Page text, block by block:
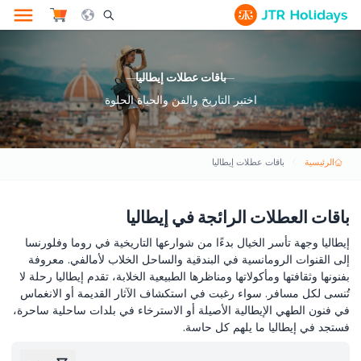
Search Opener Icon
باقات عطلات إيطاليا
اختبر التاريخ والفن والحياة الحلوة
الرئيسية باقات عطلات إيطاليا
باقات العطلات الرائجة في إيطاليا
إيطاليا وجهة تأسر الخيال بدءًا من شوارعها التاريخية في روما وفلورنسا
إلى القنوات الرومانسية في البندقية والساحل الخلاب لأمالفي. معروفة
بفنونها وثقافتها ومأكولاتها ومناظرها الطبيعية الخلابة، تقدم إيطاليا رحلة لا
تُنسى لكل مسافر. سواء رغبت في استكشاف الآثار القديمة أو الانغماس
في فنون الطهي الإيطالية الأصيلة أو الاسترخاء في بلدات ساحلية ساحرة،
فستجد في إيطاليا ما يلهم كل حاسة.